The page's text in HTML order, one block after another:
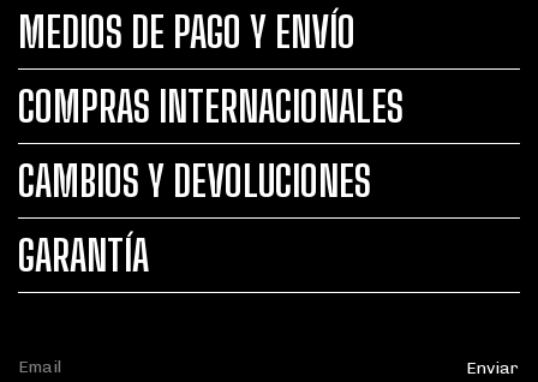
MEDIOS DE PAGO Y ENVÍO
COMPRAS INTERNACIONALES
CAMBIOS Y DEVOLUCIONES
GARANTÍA